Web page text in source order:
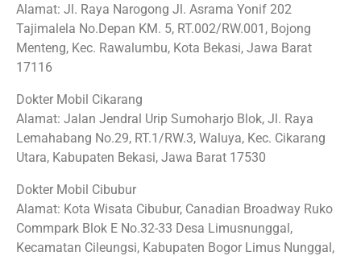
Alamat: Jl. Raya Narogong Jl. Asrama Yonif 202
Tajimalela No.Depan KM. 5, RT.002/RW.001, Bojong
Menteng, Kec. Rawalumbu, Kota Bekasi, Jawa Barat
17116
Dokter Mobil Cikarang
Alamat: Jalan Jendral Urip Sumoharjo Blok, Jl. Raya
Lemahabang No.29, RT.1/RW.3, Waluya, Kec. Cikarang
Utara, Kabupaten Bekasi, Jawa Barat 17530
Dokter Mobil Cibubur
Alamat: Kota Wisata Cibubur, Canadian Broadway Ruko
Commpark Blok E No.32-33 Desa Limusnunggal,
Kecamatan Cileungsi, Kabupaten Bogor Limus Nunggal,